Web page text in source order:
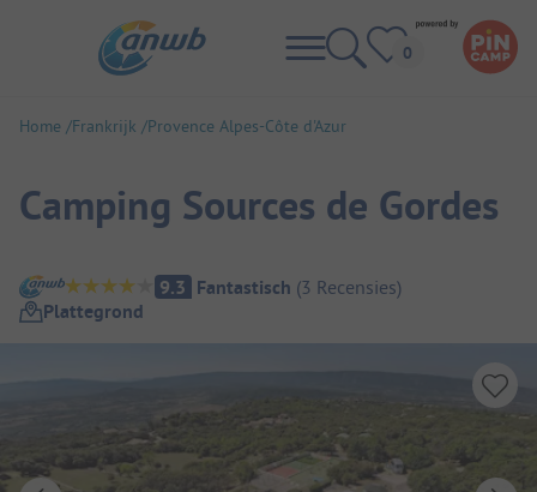
Home Frankrijk Provence Alpes-Côte d'Azur
Camping Sources de Gordes
Camping overzicht
9.3 Fantastisch (3 Recensies)
Plattegrond